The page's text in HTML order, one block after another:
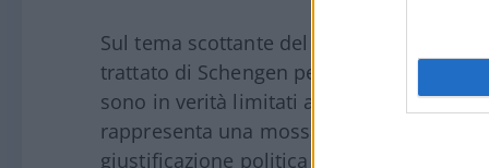
Sul tema scottante del derby
trattato di Schengen per i viaggiatori
sono in verità limitati ai cittadini
rappresenta una mossa sbagliata, ma
giustificazione politica tutta interna